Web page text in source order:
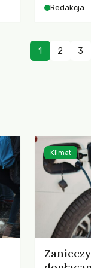
Redakcja
1 2 3
Klimat